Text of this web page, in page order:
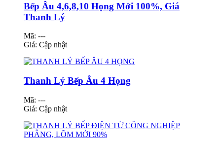
Bếp Âu 4,6,8,10 Họng Mới 100%, Giá
Thanh Lý
Mã: ---
Giá: Cập nhật
Thanh Lý Bếp Âu 4 Họng
Mã: ---
Giá: Cập nhật